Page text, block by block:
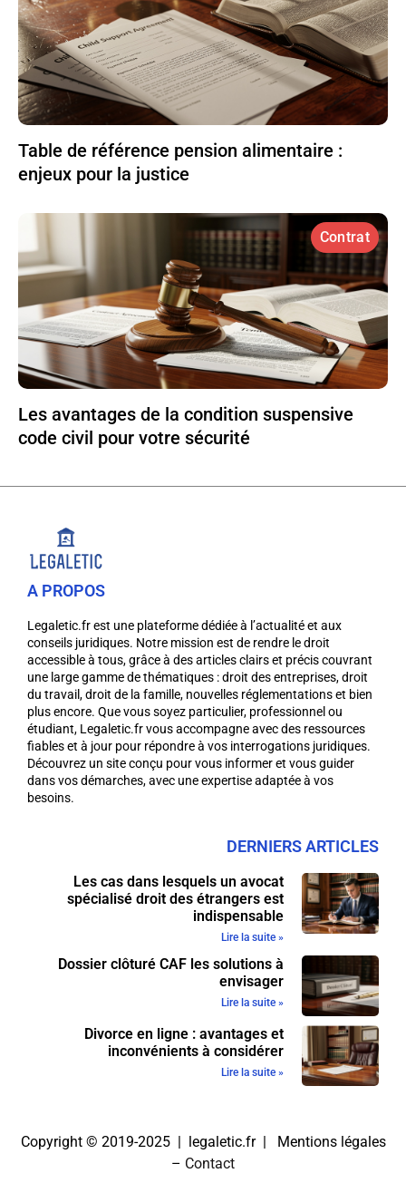
Table de référence pension alimentaire :
enjeux pour la justice
Contrat
Les avantages de la condition suspensive
code civil pour votre sécurité
A PROPOS
Legaletic.fr est une plateforme dédiée à l’actualité et aux
conseils juridiques. Notre mission est de rendre le droit
accessible à tous, grâce à des articles clairs et précis couvrant
une large gamme de thématiques : droit des entreprises, droit
du travail, droit de la famille, nouvelles réglementations et bien
plus encore. Que vous soyez particulier, professionnel ou
étudiant, Legaletic.fr vous accompagne avec des ressources
fiables et à jour pour répondre à vos interrogations juridiques.
Découvrez un site conçu pour vous informer et vous guider
dans vos démarches, avec une expertise adaptée à vos
besoins.
DERNIERS ARTICLES
Les cas dans lesquels un avocat
spécialisé droit des étrangers est
indispensable
Lire la suite »
Dossier clôturé CAF les solutions à
envisager
Lire la suite »
Divorce en ligne : avantages et
inconvénients à considérer
Lire la suite »
Copyright © 2019-2025 | legaletic.fr |
Mentions légales
– Contact